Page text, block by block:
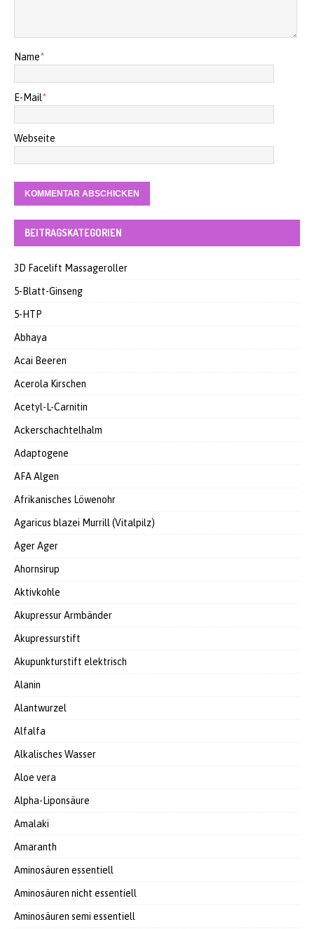
Name*
E-Mail*
Webseite
BEITRAGSKATEGORIEN
3D Facelift Massageroller
5-Blatt-Ginseng
5-HTP
Abhaya
Acai Beeren
Acerola Kirschen
Acetyl-L-Carnitin
Ackerschachtelhalm
Adaptogene
AFA Algen
Afrikanisches Löwenohr
Agaricus blazei Murrill (Vitalpilz)
Ager Ager
Ahornsirup
Aktivkohle
Akupressur Armbänder
Akupressurstift
Akupunkturstift elektrisch
Alanin
Alantwurzel
Alfalfa
Alkalisches Wasser
Aloe vera
Alpha-Liponsäure
Amalaki
Amaranth
Aminosäuren essentiell
Aminosäuren nicht essentiell
Aminosäuren semi essentiell